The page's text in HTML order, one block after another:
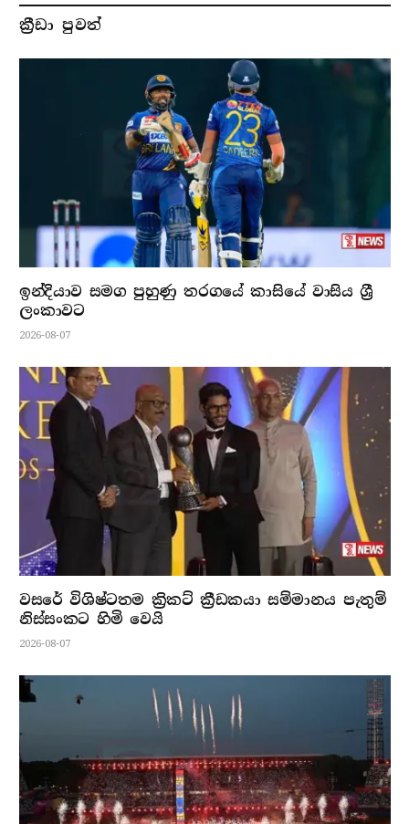
ක්‍රීඩා පුවත්
ඉන්දියාව සමග පුහුණු තරගයේ කාසියේ වාසිය ශ්‍රී
ලංකාවට
2026-08-07
වසරේ විශිෂ්ටතම ක්‍රිකට් ක්‍රීඩකයා සම්මානය පැතුම්
නිස්සංකට හිමි වෙයි
2026-08-07